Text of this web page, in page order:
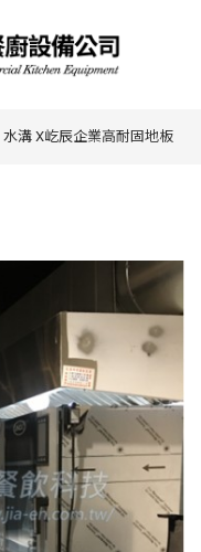
水溝 X屹辰企業高耐固地板